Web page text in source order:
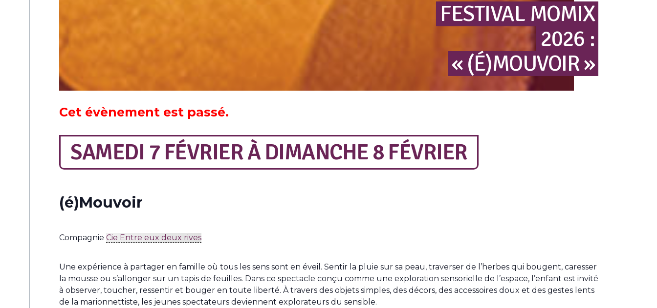
FESTIVAL MOMIX
2026 :
« (É)MOUVOIR »
Cet évènement est passé.
SAMEDI 7 FÉVRIERÀ DIMANCHE 8 FÉVRIER
(é)Mouvoir
Compagnie Cie Entre eux deux rives
Une expérience à partager en famille où tous les sens sont en éveil. Sentir la pluie sur sa peau, traverser de l’herbes qui bougent, caresser
la mousse ou s’allonger sur un tapis de feuilles. Dans ce spectacle conçu comme une exploration sensorielle de l’espace, l’enfant est invité
à observer, toucher, ressentir et bouger en toute liberté. À travers des objets simples, des décors, des accessoires doux et des gestes lents
de la marionnettiste, les jeunes spectateurs deviennent explorateurs du sensible.